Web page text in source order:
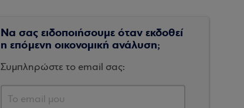
Να σας ειδοποιήσουμε όταν εκδοθεί
η επόμενη οικονομική ανάλυση;
Συμπληρώστε το email σας: